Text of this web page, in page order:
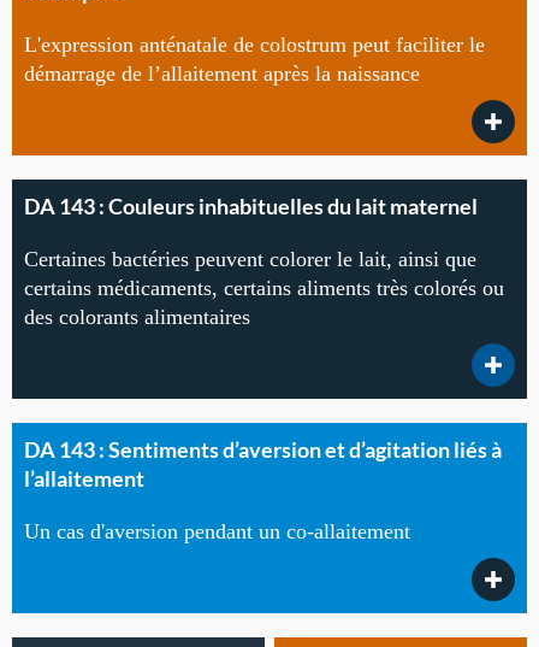
L'expression anténatale de colostrum peut faciliter le
démarrage de l’allaitement après la naissance
DA 143 : Couleurs inhabituelles du lait maternel
Certaines bactéries peuvent colorer le lait, ainsi que
certains médicaments, certains aliments très colorés ou
des colorants alimentaires
DA 143 : Sentiments d’aversion et d’agitation liés à
l’allaitement
Un cas d'aversion pendant un co-allaitement